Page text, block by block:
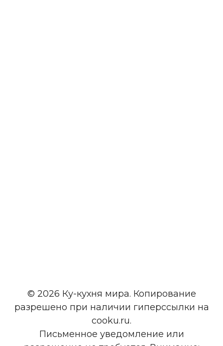
© 2026 Ку-кухня мира. Копирование
разрешено при наличии гиперссылки на
cooku.ru.
Письменное уведомление или